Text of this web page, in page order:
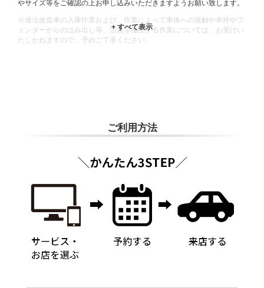
やサイズ等をご確認の上お申し込みいただきますようお願い致します。
※違法改造車の入庫作業および、作業によって車体への接触や車枠やフ
ェンダーからのはみ出し等、法規を逸脱する作業については、お受けい
たしかねますので、予めご了承ください。
ご利用方法